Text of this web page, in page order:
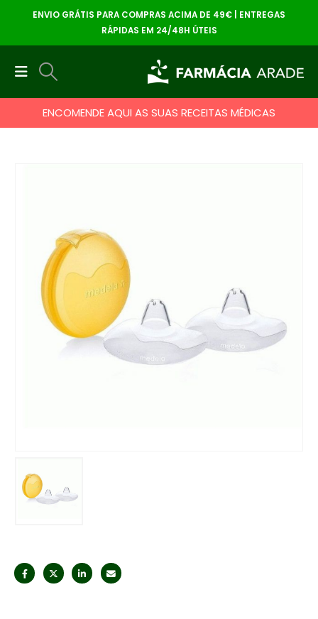
ENVIO GRÁTIS PARA COMPRAS ACIMA DE 49€ | ENTREGAS
RÁPIDAS EM 24/48H ÚTEIS
ENCOMENDE AQUI AS SUAS RECEITAS MÉDICAS